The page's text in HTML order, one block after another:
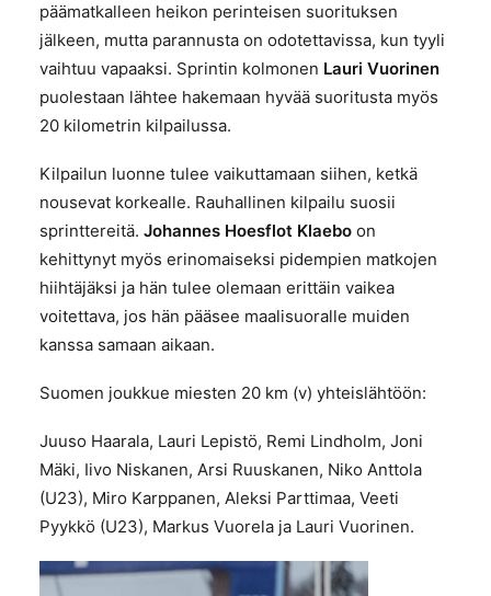
päämatkalleen heikon perinteisen suorituksen
jälkeen, mutta parannusta on odotettavissa, kun tyyli
vaihtuu vapaaksi. Sprintin kolmonen Lauri Vuorinen
puolestaan lähtee hakemaan hyvää suoritusta myös
20 kilometrin kilpailussa.
Kilpailun luonne tulee vaikuttamaan siihen, ketkä
nousevat korkealle. Rauhallinen kilpailu suosii
sprinttereitä. Johannes Hoesflot Klaebo on
kehittynyt myös erinomaiseksi pidempien matkojen
hiihtäjäksi ja hän tulee olemaan erittäin vaikea
voitettava, jos hän pääsee maalisuoralle muiden
kanssa samaan aikaan.
Suomen joukkue miesten 20 km (v) yhteislähtöön:
Juuso Haarala, Lauri Lepistö, Remi Lindholm, Joni
Mäki, Iivo Niskanen, Arsi Ruuskanen, Niko Anttola
(U23), Miro Karppanen, Aleksi Parttimaa, Veeti
Pyykkö (U23), Markus Vuorela ja Lauri Vuorinen.